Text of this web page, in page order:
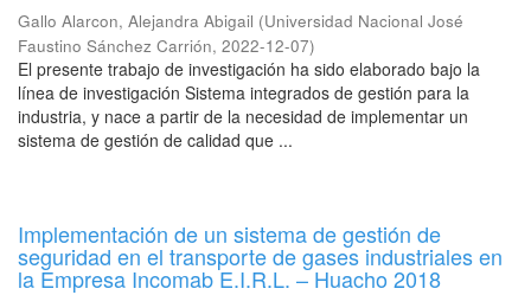
Gallo Alarcon, Alejandra Abigail (Universidad Nacional José
Faustino Sánchez Carrión, 2022-12-07)
El presente trabajo de investigación ha sido elaborado bajo la
línea de investigación Sistema integrados de gestión para la
industria, y nace a partir de la necesidad de implementar un
sistema de gestión de calidad que ...
Implementación de un sistema de gestión de
seguridad en el transporte de gases industriales en
la Empresa Incomab E.I.R.L. – Huacho 2018